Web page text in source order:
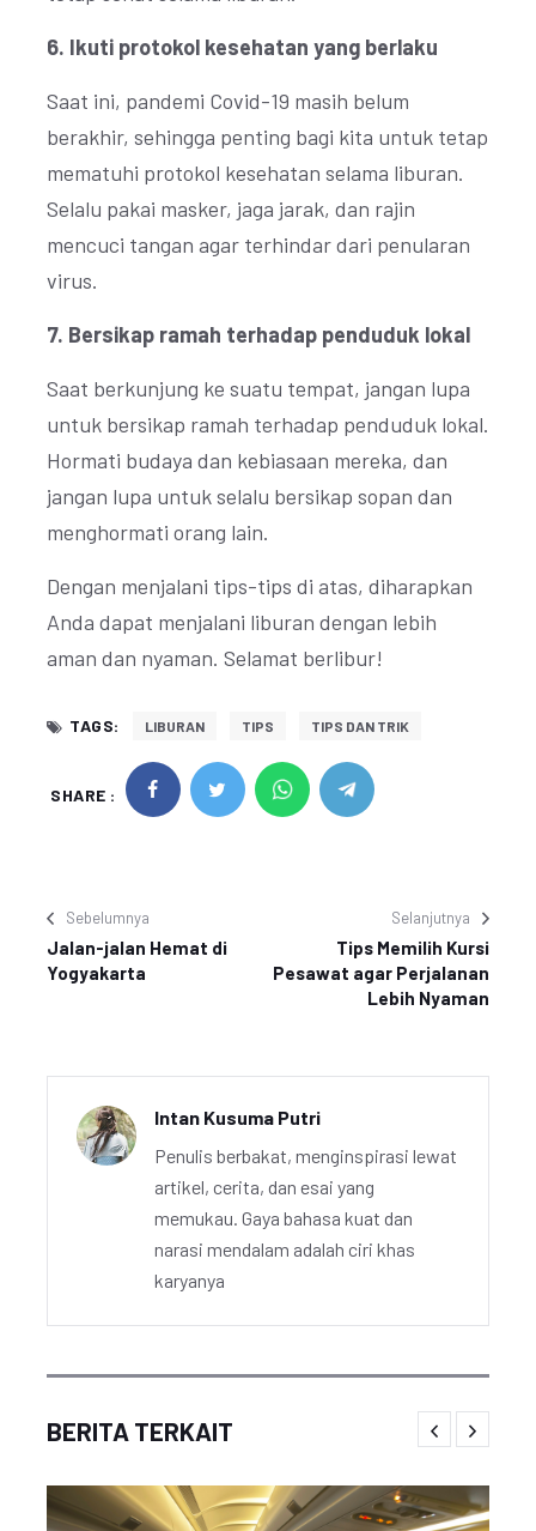
6. Ikuti protokol kesehatan yang berlaku
Saat ini, pandemi Covid-19 masih belum
berakhir, sehingga penting bagi kita untuk tetap
mematuhi protokol kesehatan selama liburan.
Selalu pakai masker, jaga jarak, dan rajin
mencuci tangan agar terhindar dari penularan
virus.
7. Bersikap ramah terhadap penduduk lokal
Saat berkunjung ke suatu tempat, jangan lupa
untuk bersikap ramah terhadap penduduk lokal.
Hormati budaya dan kebiasaan mereka, dan
jangan lupa untuk selalu bersikap sopan dan
menghormati orang lain.
Dengan menjalani tips-tips di atas, diharapkan
Anda dapat menjalani liburan dengan lebih
aman dan nyaman. Selamat berlibur!
TAGS: LIBURAN TIPS TIPS DAN TRIK
SHARE :
Sebelumnya
Jalan-jalan Hemat di
Yogyakarta
Selanjutnya
Tips Memilih Kursi
Pesawat agar Perjalanan
Lebih Nyaman
Intan Kusuma Putri
Penulis berbakat, menginspirasi lewat
artikel, cerita, dan esai yang
memukau. Gaya bahasa kuat dan
narasi mendalam adalah ciri khas
karyanya
BERITA TERKAIT